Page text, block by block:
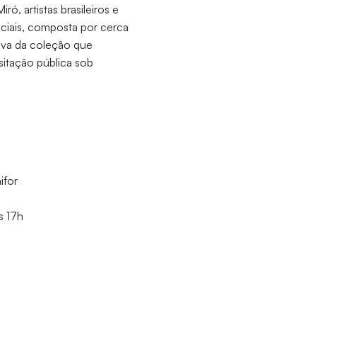
artistas brasileiros e
composta por cerca
da coleção que
pública sob
17h